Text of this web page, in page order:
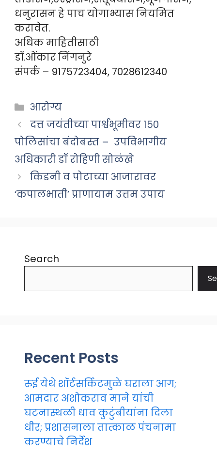
धनुरासन हे पाच योगाभ्यास नियमित
करावेत.
अधिक माहितीसाठी
डॉ.ओंकार निंगनुरे
संपर्क – 9175723404, 7028612340
Categories
आरोग्य
दत्त जयंतीच्या पार्श्वभूमीवर १५०
पोलिसांचा बंदोबस्त – उपविभागीय
अधिकारी डॉ रोहिणी सोळंखे
किडनी व पोटाच्या आजारावर
‘कपालभाती’ प्राणायाम उत्तम उपाय
Search
Recent Posts
रुई येथे शॉर्टसर्किटमुळे घराला आग;
आमदार अशोकराव माने यांची
घटनास्थळी धाव कुटुंबीयांना दिला
धीर; प्रशासनाला तात्काळ पंचनामा
करण्याचे निर्देश